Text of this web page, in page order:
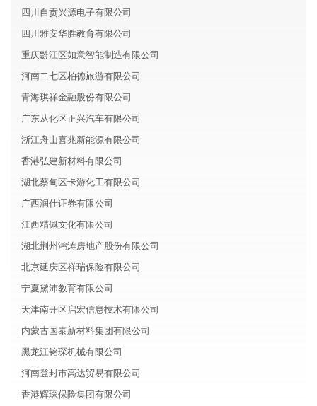
四川自贡兴源电子有限公司
四川雅安华胜教育有限公司
重庆黔江区如意智能制造有限公司
河南二七区柏德旅游有限公司
青海琪祥金融股份有限公司
广东从化区正兴汽车有限公司
浙江舟山喜兆新能源有限公司
香港弘建新材料有限公司
湖北蔡甸区卡游化工有限公司
广西润仕证券有限公司
江西精佩文化有限公司
湖北荆州鸿涛房地产股份有限公司
北京延庆区祥瑞保险有限公司
宁夏黛沛教育有限公司
天津南开区启宏信息技术有限公司
内蒙古国泰新材料集团有限公司
黑龙江铭琛机械有限公司
河南登封市高达贸易有限公司
香港辉琛保险集团有限公司